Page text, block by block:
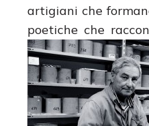
artigiani che
poetiche che